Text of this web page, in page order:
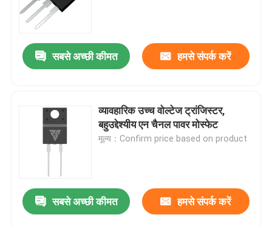
सबसे अच्छी कीमत हमसे संपर्क करें
व्यावहारिक उच्च वोल्टेज ट्रांजिस्टर,
बहुउद्देश्यीय एन चैनल पावर मोस्फेट
मूल्य：Confirm price based on product
सबसे अच्छी कीमत हमसे संपर्क करें